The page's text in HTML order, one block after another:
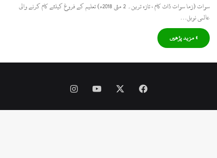
سوات (زما سوات ڈاٹ کام ، تازہ ترین۔ 2 مئی 2018ء) تعلیم کے فروغ کیلئے کام کرنے والی
عالمی نوبل…
» مزید پڑھیں
Facebook
YouTube